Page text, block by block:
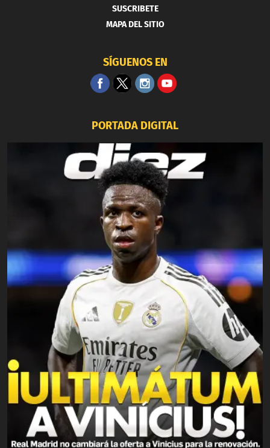
SUSCRIBETE
MAPA DEL SITIO
SÍGUENOS EN
PORTADA DIGITAL